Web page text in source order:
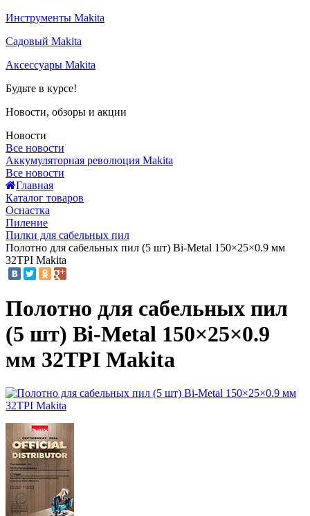
Инструменты Makita
Садовый Makita
Аксессуары Makita
Будьте в курсе!
Новости, обзоры и акции
Новости
Все новости
Аккумуляторная революция Makita
Все новости
Главная
Каталог товаров
Оснастка
Пиление
Пилки для сабельных пил
Полотно для сабельных пил (5 шт) Bi-Metal 150×25×0.9 мм
32TPI Makita
Полотно для сабельных пил
(5 шт) Bi-Metal 150×25×0.9
мм 32TPI Makita